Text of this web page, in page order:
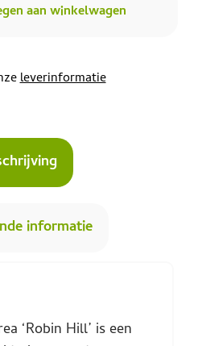
aan winkelwagen
leverinformatie
informatie
‘Robin Hill’ is een